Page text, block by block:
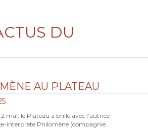
DU
AU PLATEAU
mai, le Plateau a brillé avec l’autrice-
interprète Philomène (compagnie…